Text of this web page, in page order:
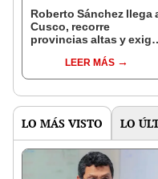
Roberto Sánchez llega
Cusco, recorre
provincias altas y exige
LEER MÁS
LO MÁS VISTO LO